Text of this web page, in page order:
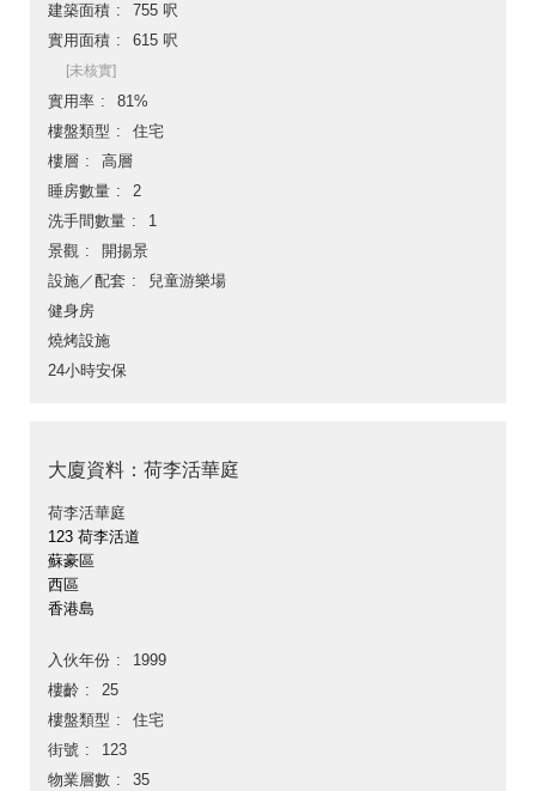
建築面積
755 呎
實用面積
615 呎
[未核實]
實用率
81%
樓盤類型
住宅
樓層
高層
睡房數量
2
洗手間數量
1
景觀
開揚景
設施／配套
兒童游樂場
健身房
燒烤設施
24小時安保
大廈資料：荷李活華庭
荷李活華庭
123 荷李活道
蘇豪區
西區
香港島
入伙年份
1999
樓齡
25
樓盤類型
住宅
街號
123
物業層數
35